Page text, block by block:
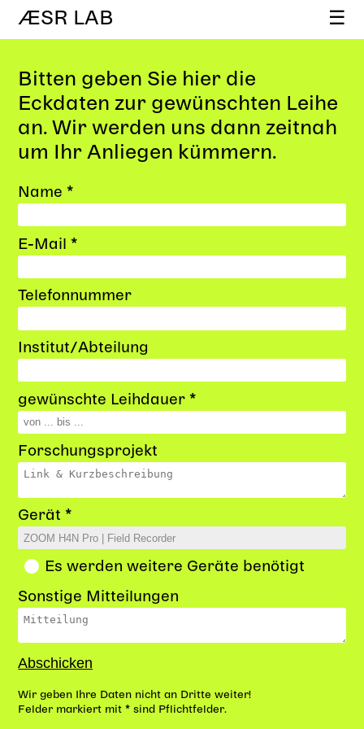
ÆSR LAB ☰
Bitten geben Sie hier die
Eckdaten zur gewünschten Leihe
an. Wir werden uns dann zeitnah
um Ihr Anliegen kümmern.
Name *
E-Mail *
Telefonnummer
Institut/Abteilung
gewünschte Leihdauer *
Forschungsprojekt
Gerät *
Es werden weitere Geräte benötigt
Sonstige Mitteilungen
Wir geben Ihre Daten nicht an Dritte weiter!
Felder markiert mit * sind Pflichtfelder.